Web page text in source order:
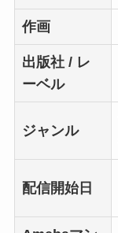
作画
出版社 / レ
ーベル
ジャンル
配信開始日